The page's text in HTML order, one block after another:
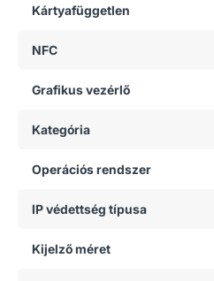
Kártyafüggetlen
NFC
Grafikus vezérlő
Kategória
Operációs rendszer
IP védettség típusa
Kijelző méret